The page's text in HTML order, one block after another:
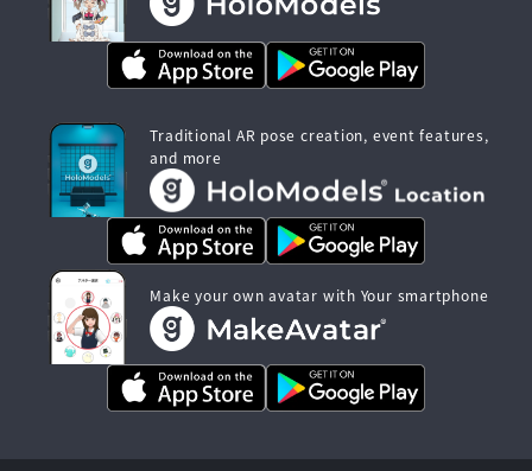
Traditional AR pose creation, event features,
and more
Make your own avatar with Your smartphone